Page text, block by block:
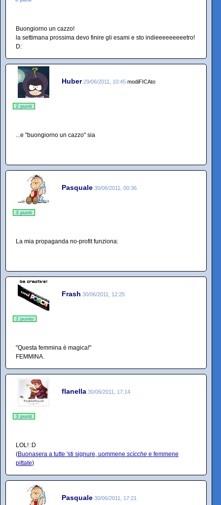
Buongiorno un cazzo!
la settimana prossima devo finire gli esami e sto indieeeeeeeeetro!
D:
Huber 29/06/2011, 10:45 modiFICAto
2 punti
...e "buongiorno un cazzo" sia
Pasquale 30/06/2011, 00:36
3 punti
La mia propaganda no-profit funziona:
Frash 30/06/2011, 12:25
1 punto
"Questa femmina è magica!"
FEMMINA.
flanella 30/06/2011, 17:14
3 punti
LOL! :D
(Buonasera a tutte 'sti signure, uommene scìcche e femmene
pittate)
Pasquale 30/06/2011, 17:21